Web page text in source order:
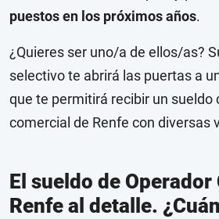
puestos en los próximos años.
¿Quieres ser uno/a de ellos/as?
selectivo te abrirá las puertas a
que te permitirá recibir un sueldo
comercial de Renfe con diversas
El sueldo de
Renfe al detalle.